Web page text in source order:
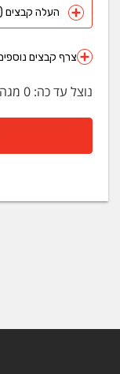
העלה קבצים (עד 6
צרף קבצים
נוצל עד כה: 0 מגה